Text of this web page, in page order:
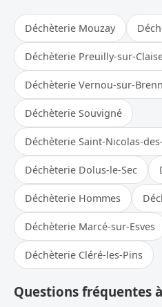
Déchèterie Mouzay
Déchèterie Preuilly-sur-
Déchèterie Vernou-sur-
Déchèterie Souvigné
Déchèterie Saint-Nicolas-
Déchèterie Dolus-le-Sec
Déchèterie Hommes
Déchèterie Marcé-sur-Esves
Déchèterie Cléré-les-Pins
Questions fréquentes